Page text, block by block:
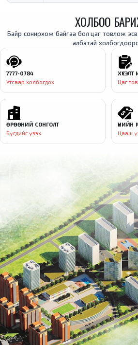
ХОЛБОО
Байр сонирхож байгаа бол цаг товлож
албатай
7777-0784
Утсаар холбогдох
ХҮСЭЛТ
Цаг
ӨРӨӨНИЙ СОНГОЛТ
Бүгдийг үзэх
ҮНИЙН
Цааш